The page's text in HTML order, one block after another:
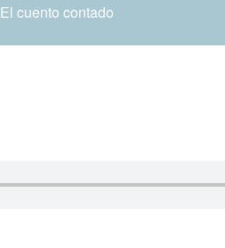
El cuento contado